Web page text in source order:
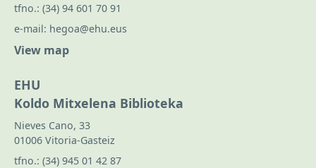
tfno.: (34) 94 601 70 91
e-mail: hegoa@ehu.eus
View map
EHU
Koldo Mitxelena Biblioteka
Nieves Cano, 33
01006 Vitoria-Gasteiz
tfno.: (34) 945 01 42 87